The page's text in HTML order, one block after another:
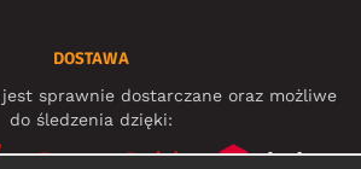
DOSTAWA
sprawnie dostarczane oraz możliwe
do śledzenia dzięki: